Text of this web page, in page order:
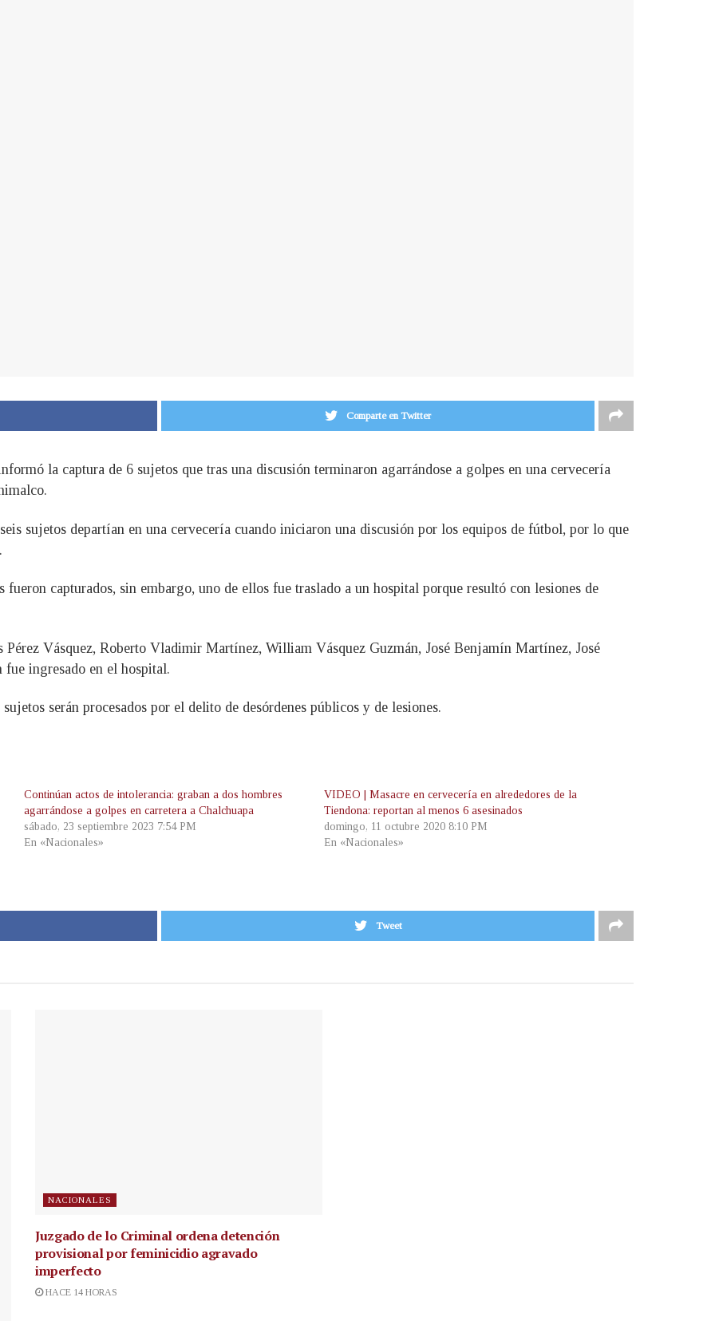
Comparte en Twitter
la captura de 6 sujetos que tras una discusión terminaron agarrándose a golpes en una cervecería
sujetos departían en una cervecería cuando iniciaron una discusión por los equipos de fútbol, por lo que
capturados, sin embargo, uno de ellos fue traslado a un hospital porque resultó con lesiones de
Vásquez, Roberto Vladimir Martínez, William Vásquez Guzmán, José Benjamín Martínez, José
ingresado en el hospital.
serán procesados por el delito de desórdenes públicos y de lesiones.
Continúan actos de intolerancia: graban a dos hombres
agarrándose a golpes en carretera a Chalchuapa
sábado, 23 septiembre 2023 7:54 PM
En «Nacionales»
VIDEO | Masacre en cervecería en alrededores de la
Tiendona: reportan al menos 6 asesinados
domingo, 11 octubre 2020 8:10 PM
En «Nacionales»
Tweet
NACIONALES
Juzgado de lo Criminal ordena detención
provisional por feminicidio agravado
imperfecto
HACE 14 HORAS